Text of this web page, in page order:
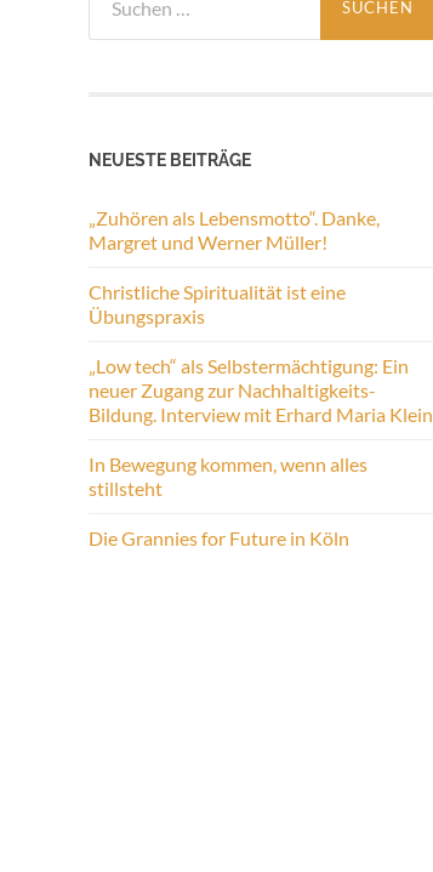
nach:
NEUESTE BEITRÄGE
„Zuhören als Lebensmotto“. Danke,
Margret und Werner Müller!
Christliche Spiritualität ist eine
Übungspraxis
„Low tech“ als Selbstermächtigung: Ein
neuer Zugang zur Nachhaltigkeits-
Bildung. Interview mit Erhard Maria Klein
In Bewegung kommen, wenn alles
stillsteht
Die Grannies for Future in Köln